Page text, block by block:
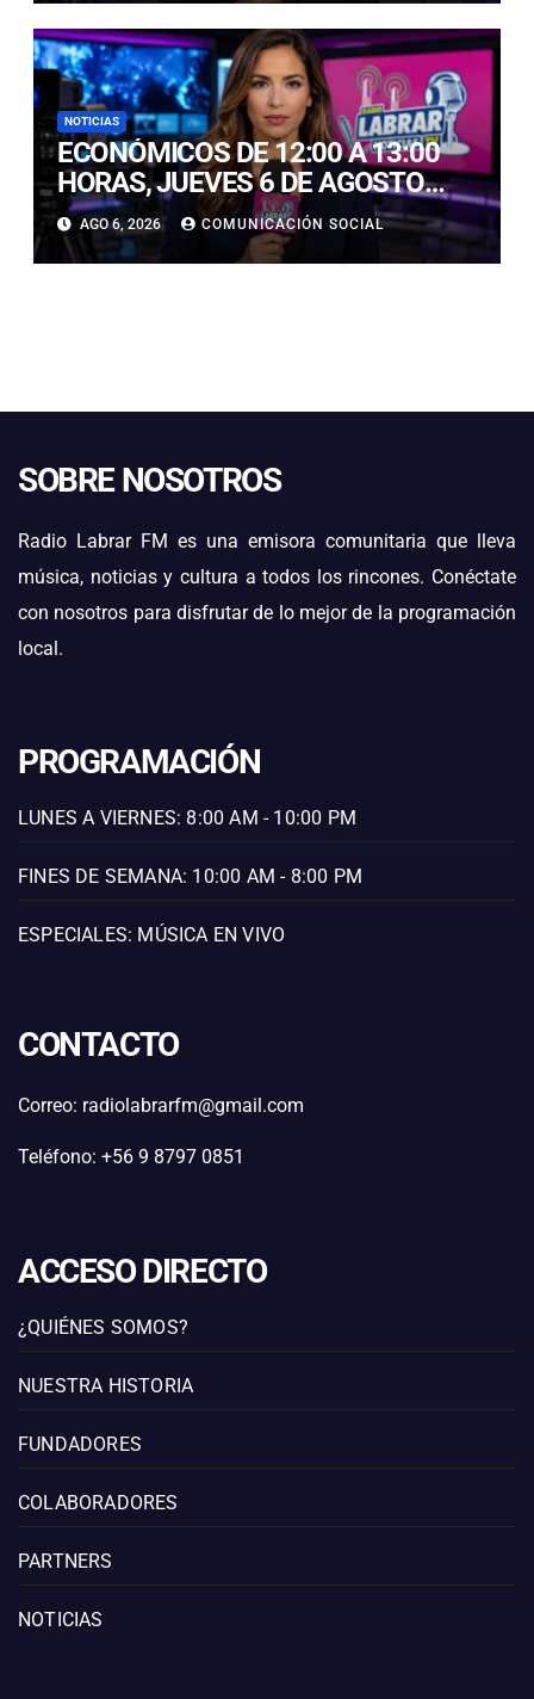
NOTICIAS
ECONÓMICOS DE 12:00 A 13:00
HORAS, JUEVES 6 DE AGOSTO
2026
AGO 6, 2026 COMUNICACIÓN SOCIAL
SOBRE NOSOTROS
Radio Labrar FM es una emisora comunitaria que lleva
música, noticias y cultura a todos los rincones. Conéctate
con nosotros para disfrutar de lo mejor de la programación
local.
PROGRAMACIÓN
LUNES A VIERNES: 8:00 AM - 10:00 PM
FINES DE SEMANA: 10:00 AM - 8:00 PM
ESPECIALES: MÚSICA EN VIVO
CONTACTO
Correo: radiolabrarfm@gmail.com
Teléfono: +56 9 8797 0851
ACCESO DIRECTO
¿QUIÉNES SOMOS?
NUESTRA HISTORIA
FUNDADORES
COLABORADORES
PARTNERS
NOTICIAS